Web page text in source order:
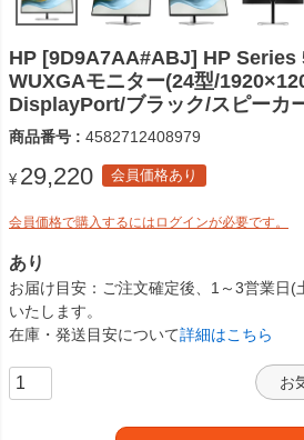
HP [9D9A7AA#ABJ] HP Series
WUXGAモニター(24型/
DisplayPort/ブラック/スピーカ
商品番号 4582712408979
¥ 29,220 会員価格あり
会員価格で購入するにはログインが必要です。
あり
お届け目安
ご注文確定後、1～3営業日
いたします。
在庫・発送目安について詳細はこちら
お